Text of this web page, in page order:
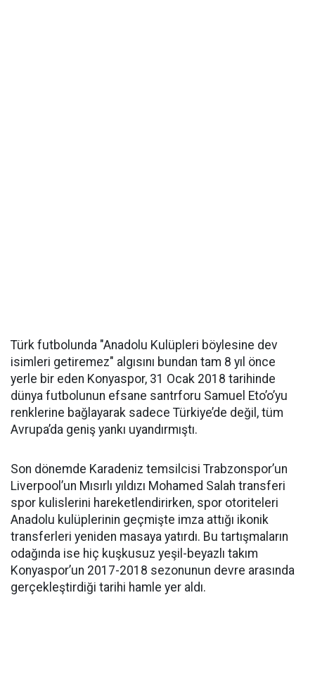
Türk futbolunda "Anadolu Kulüpleri böylesine dev
isimleri getiremez" algısını bundan tam 8 yıl önce
yerle bir eden Konyaspor, 31 Ocak 2018 tarihinde
dünya futbolunun efsane santrforu Samuel Eto’o’yu
renklerine bağlayarak sadece Türkiye’de değil, tüm
Avrupa’da geniş yankı uyandırmıştı.
Son dönemde Karadeniz temsilcisi Trabzonspor’un
Liverpool’un Mısırlı yıldızı Mohamed Salah transferi
spor kulislerini hareketlendirirken, spor otoriteleri
Anadolu kulüplerinin geçmişte imza attığı ikonik
transferleri yeniden masaya yatırdı. Bu tartışmaların
odağında ise hiç kuşkusuz yeşil-beyazlı takım
Konyaspor’un 2017-2018 sezonunun devre arasında
gerçekleştirdiği tarihi hamle yer aldı.